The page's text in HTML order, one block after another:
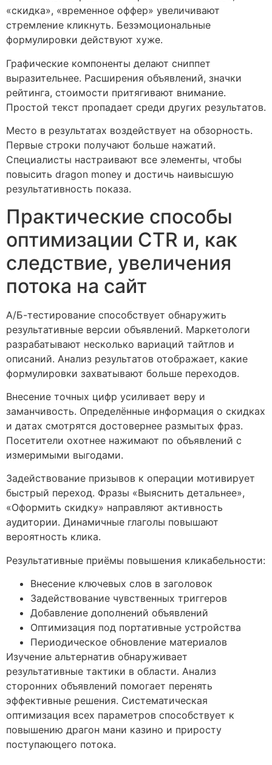
«скидка», «временное оффер» увеличивают
стремление кликнуть. Безэмоциональные
формулировки действуют хуже.
Графические компоненты делают сниппет
выразительнее. Расширения объявлений, значки
рейтинга, стоимости притягивают внимание.
Простой текст пропадает среди других результатов.
Место в результатах воздействует на обзорность.
Первые строки получают больше нажатий.
Специалисты настраивают все элементы, чтобы
повысить dragon money и достичь наивысшую
результативность показа.
Практические способы
оптимизации CTR и, как
следствие, увеличения
потока на сайт
А/Б-тестирование способствует обнаружить
результативные версии объявлений. Маркетологи
разрабатывают несколько вариаций тайтлов и
описаний. Анализ результатов отображает, какие
формулировки захватывают больше переходов.
Внесение точных цифр усиливает веру и
заманчивость. Определённые информация о скидках
и датах смотрятся достовернее размытых фраз.
Посетители охотнее нажимают по объявлений с
измеримыми выгодами.
Задействование призывов к операции мотивирует
быстрый переход. Фразы «Выяснить детальнее»,
«Оформить скидку» направляют активность
аудитории. Динамичные глаголы повышают
вероятность клика.
Результативные приёмы повышения кликабельности:
Внесение ключевых слов в заголовок
Задействование чувственных триггеров
Добавление дополнений объявлений
Оптимизация под портативные устройства
Периодическое обновление материалов
Изучение альтернатив обнаруживает
результативные тактики в области. Анализ
сторонних объявлений помогает перенять
эффективные решения. Систематическая
оптимизация всех параметров способствует к
повышению драгон мани казино и приросту
поступающего потока.